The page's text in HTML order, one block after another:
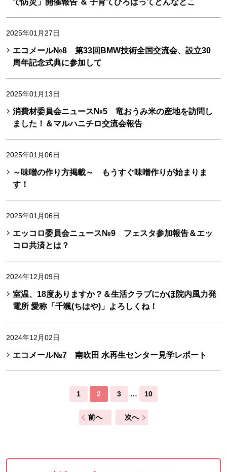
で防災」開催報告 ＆ 子育てひろばってどんなとこ
2025年01月27日
エコメール№8 第33回BMW技術全国交流会、設立30
周年記念式典に参加して
2025年01月13日
消費材委員会ニュース№5 竜おうみ米の産地を訪問し
ました！＆マルハニチロ交流会報告
2025年01月06日
～味噌の作り方掲載～ もうすぐ味噌作りが始まりま
す！
2025年01月06日
エッコロ委員会ニュース№9 フェスタ参加報告＆エッ
コロ共済とは？
2024年12月09日
室温、18度ありますか？＆生活クラブにかほ院内風力発
電所 愛称「千颯(ちはや)」よろしくね！
2024年12月02日
エコメール№7 南吹田 水再生センター見学レポート
1 2 3 … 10
前へ 次へ